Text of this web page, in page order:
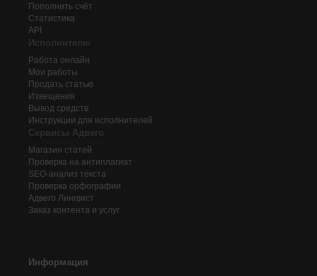
Пополнить счёт
Статистика
API
Исполнителю
Работа онлайн
Мои работы
Продать статью
Извещения
Вывод средств
Инструкции для исполнителей
Сервисы Адвего
Магазин статей
Проверка на антиплагиат
SEO-анализ текста
Проверка орфографии
Адвего Лингвист
Заказ контента и услуг
Информация